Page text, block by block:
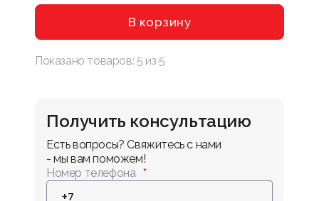
В корзину
Показано товаров: 5 из 5
Получить консультацию
Есть вопросы? Свяжитесь с нами
- мы вам поможем!
Номер телефона